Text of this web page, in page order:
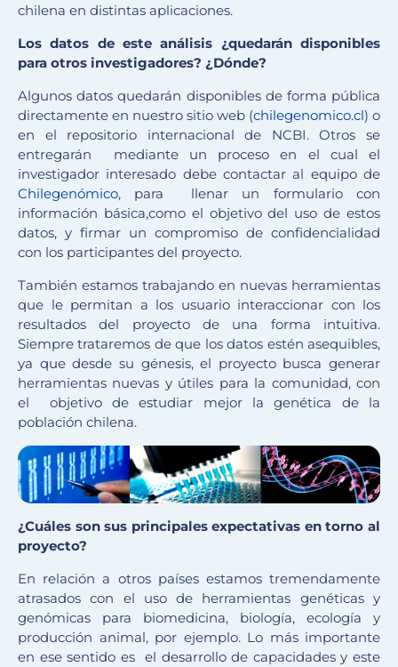
chilena en distintas aplicaciones.
Los datos de este análisis ¿quedarán disponibles
para otros investigadores? ¿Dónde?
Algunos datos quedarán disponibles de forma pública
directamente en nuestro sitio web (chilegenomico.cl) o
en el repositorio internacional de NCBI. Otros se
entregarán mediante un proceso en el cual el
investigador interesado debe contactar al equipo de
Chilegenómico, para llenar un formulario con
información básica,como el objetivo del uso de estos
datos, y firmar un compromiso de confidencialidad
con los participantes del proyecto.
También estamos trabajando en nuevas herramientas
que le permitan a los usuario interaccionar con los
resultados del proyecto de una forma intuitiva.
Siempre trataremos de que los datos estén asequibles,
ya que desde su génesis, el proyecto busca generar
herramientas nuevas y útiles para la comunidad, con
el objetivo de estudiar mejor la genética de la
población chilena.
¿Cuáles son sus principales expectativas en torno al
proyecto?
En relación a otros países estamos tremendamente
atrasados con el uso de herramientas genéticas y
genómicas para biomedicina, biología, ecología y
producción animal, por ejemplo. Lo más importante
en ese sentido es el desarrollo de capacidades y este